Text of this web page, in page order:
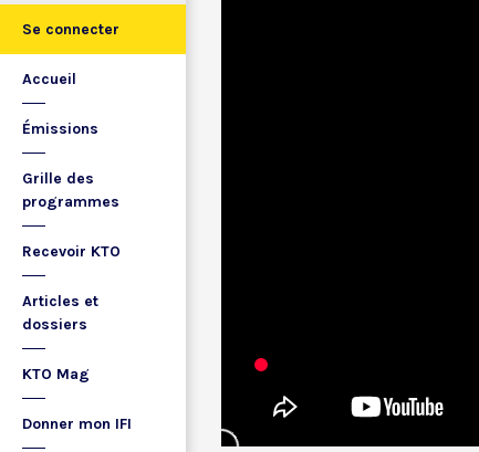
Se connecter
Accueil
Émissions
Grille des
programmes
Recevoir KTO
Articles et
dossiers
KTO Mag
Donner mon IFI